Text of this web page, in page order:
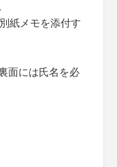
紙メモを添付す
面には氏名を必